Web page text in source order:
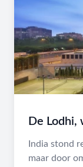
De Lodhi,
India stond
maar door